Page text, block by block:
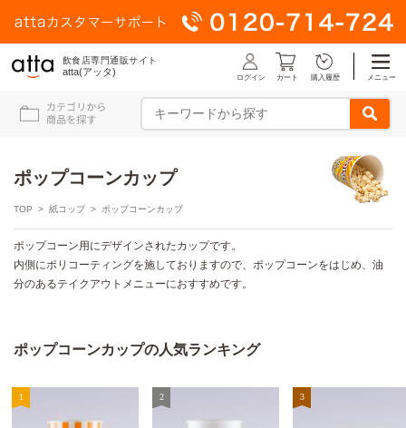
飲食店専門通販サイト
atta(アッタ) ログイン カート 購入履歴 メニュー
ポップコーンカップ
TOP > 紙コップ> ポップコーンカップ
ポップコーン用にデザインされたカップです。
内側にポリコーティングを施しておりますので、ポップコーンをはじめ、油
分のあるテイクアウトメニューにおすすめです。
ポップコーンカップの人気ランキング